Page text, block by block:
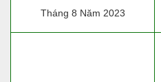
Tháng 8 Năm 2023